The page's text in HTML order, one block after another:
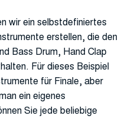
wir ein selbstdefiniertes
erstellen, die den
Bass Drum, Hand Clap
Für dieses Beispiel
für Finale, aber
ein eigenes
Sie jede beliebige